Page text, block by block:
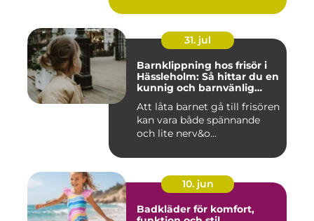
31. jul
Barnklippning hos frisör i
Hässleholm: Så hittar du en
kunnig och barnvänlig
Att låta barnet gå till frisören
kan vara både spännande
och lite nerv&o...
10. jun
Badkläder för komfort,